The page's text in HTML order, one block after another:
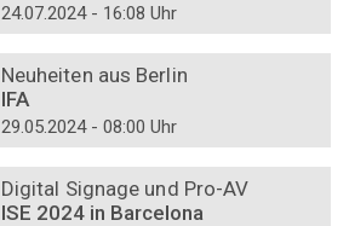
24.07.2024 - 16:08 Uhr
Neuheiten aus Berlin
IFA
29.05.2024 - 08:00 Uhr
Digital Signage und Pro-AV
ISE 2024 in Barcelona